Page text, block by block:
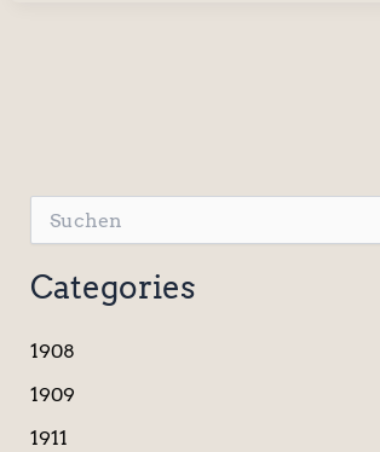
u
c
h
n
a
h
Categories
1908
1909
1911